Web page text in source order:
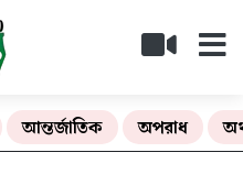
আন্তর্জাতিক অপরাধ